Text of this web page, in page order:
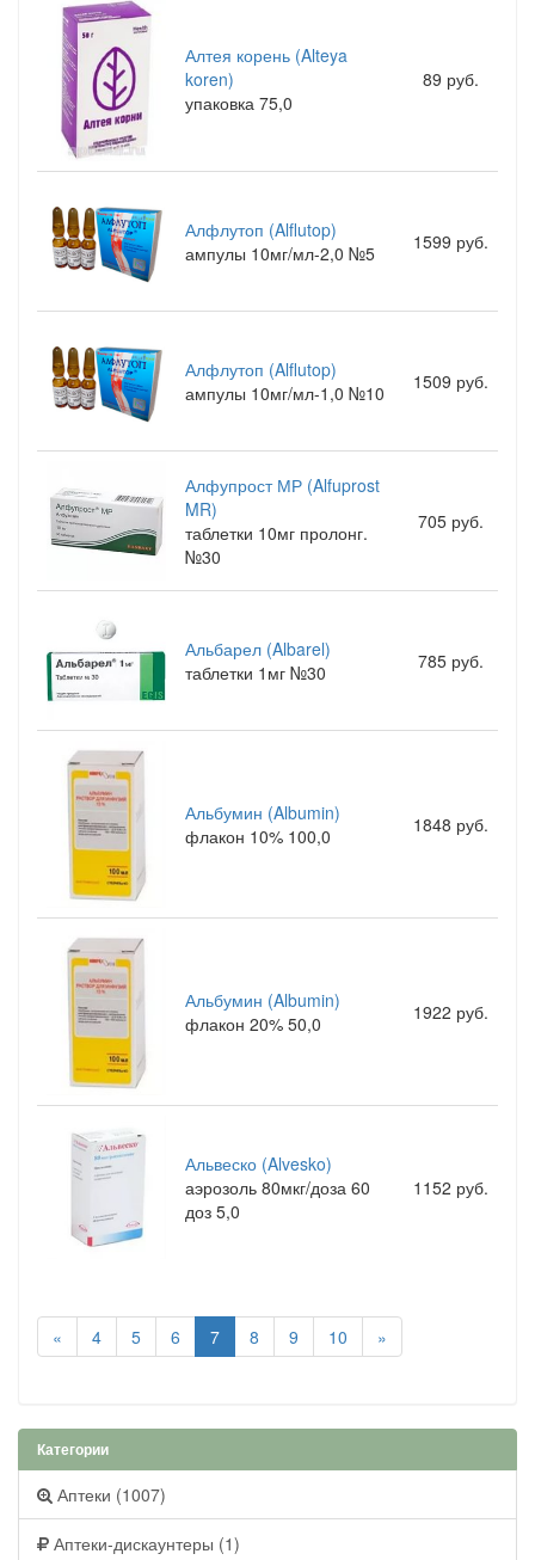
Алтея корень (Alteya
koren)
упаковка 75,0
89 руб.
Алфлутоп (Alflutop)
ампулы 10мг/мл-2,0 №5
1599 руб.
Алфлутоп (Alflutop)
ампулы 10мг/мл-1,0 №10
1509 руб.
Алфупрост МР (Alfuprost
MR)
таблетки 10мг пролонг.
№30
705 руб.
Альбарел (Albarel)
таблетки 1мг №30
785 руб.
Альбумин (Albumin)
флакон 10% 100,0
1848 руб.
Альбумин (Albumin)
флакон 20% 50,0
1922 руб.
Альвеско (Alvesko)
аэрозоль 80мкг/доза 60
доз 5,0
1152 руб.
« 4 5 6 7 8 9 10 »
Категории
Аптеки (1007)
Аптеки-дискаунтеры (1)